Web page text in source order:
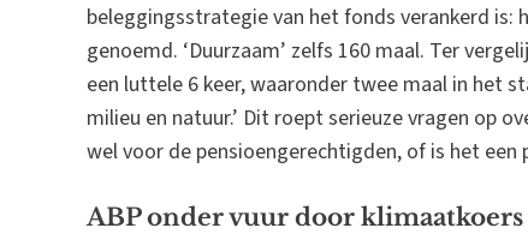
beleggingsstrategie van het fonds verankerd
genoemd. ‘Duurzaam’ zelfs 160 maal. Ter
een luttele 6 keer, waaronder twee maal in het
milieu en natuur.’ Dit roept serieuze vragen op
wel voor de pensioengerechtigden, of is het
ABP onder vuur door klimaatkoers